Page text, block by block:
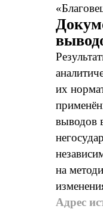
их
выводов
на
Адрес